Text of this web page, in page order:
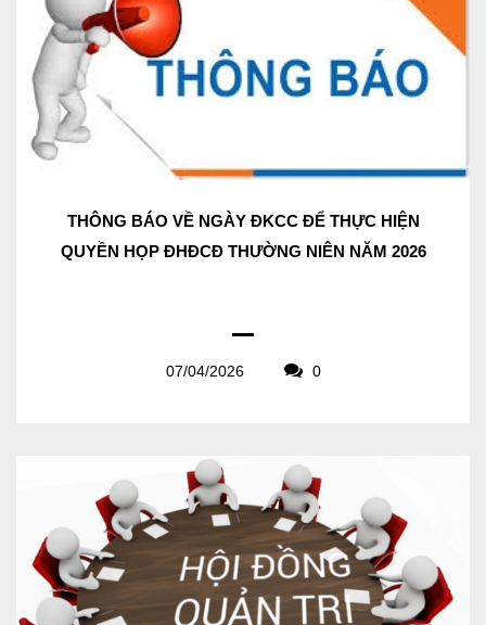
THÔNG BÁO VỀ NGÀY ĐKCC ĐỂ THỰC HIỆN
QUYỀN HỌP ĐHĐCĐ THƯỜNG NIÊN NĂM 2026
07/04/2026 0